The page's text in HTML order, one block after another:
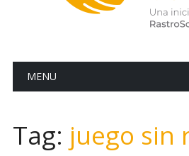
Main menu
MENU
Tag: juego sin